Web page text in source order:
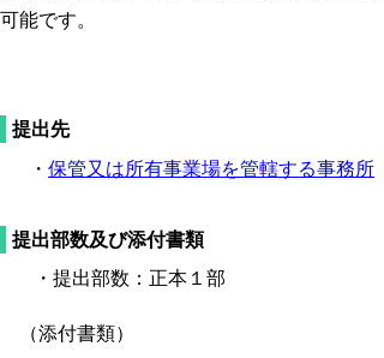
可能です。
提出先
・ 保管又は所有事業場を管轄する事務所
提出部数及び添付書類
・提出部数：正本１部
（添付書類）